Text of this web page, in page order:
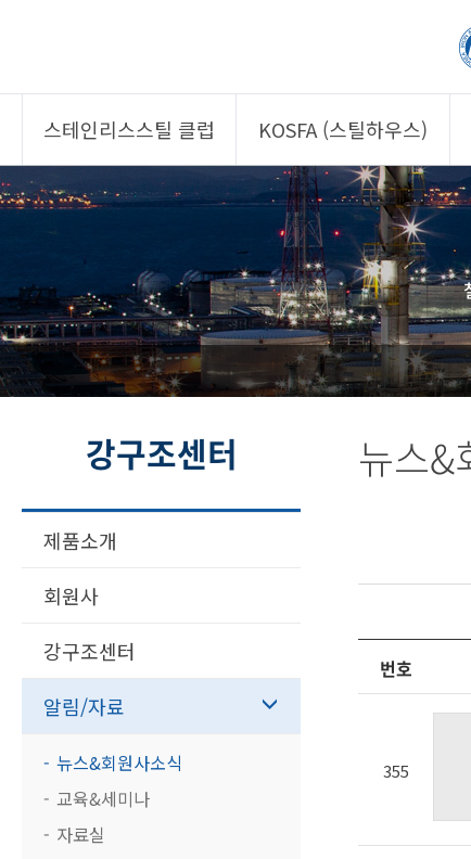
스테인리스스틸 클럽
제품소개
클럽 소개
정보/자문
사진/영상
제품 기획안 상시
공모
KOSFA (스틸하우스)
제품소개
회원사
KOSFA
알림/자료
사진/영상
강구조센터
제품소개
회원사
강구조센터
알림/자료
뉴스&회원사소식
교육&세미나
자료실
뉴스&
번호
355